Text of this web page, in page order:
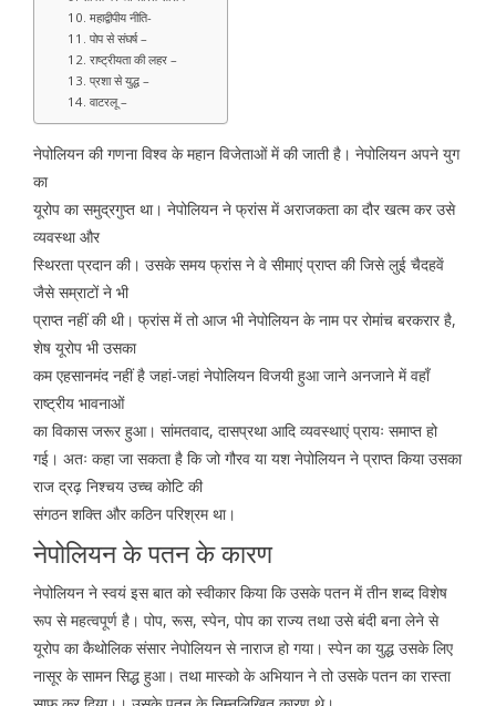
10. महाद्वीपीय नीति-
11. पोप से संघर्ष –
12. राष्ट्रीयता की लहर –
13. प्रशा से युद्ध –
14. वाटरलू –
नेपोलियन की गणना विश्व के महान विजेताओं में की जाती है। नेपोलियन अपने युग
का
यूरोप का समुद्रगुप्त था। नेपोलियन ने फ्रांस में अराजकता का दौर खत्म कर उसे
व्यवस्था और
स्थिरता प्रदान की। उसके समय फ्रांस ने वे सीमाएं प्राप्त की जिसे लुई चैदहवें
जैसे सम्राटों ने भी
प्राप्त नहीं की थी। फ्रांस में तो आज भी नेपोलियन के नाम पर रोमांच बरकरार है,
शेष यूरोप भी उसका
कम एहसानमंद नहीं है जहां-जहां नेपोलियन विजयी हुआ जाने अनजाने में वहाँ
राष्ट्रीय भावनाओं
का विकास जरूर हुआ। सांमतवाद, दासप्रथा आदि व्यवस्थाएं प्रायः समाप्त हो
गई। अतः कहा जा सकता है कि जो गौरव या यश नेपोलियन ने प्राप्त किया उसका
राज द्रढ़ निश्चय उच्च कोटि की
संगठन शक्ति और कठिन परिश्रम था।
नेपोलियन के पतन के कारण
नेपोलियन ने स्वयं इस बात को स्वीकार किया कि उसके पतन में तीन शब्द विशेष
रूप से महत्वपूर्ण है। पोप, रूस, स्पेन, पोप का राज्य तथा उसे बंदी बना लेने से
यूरोप का कैथोलिक संसार नेपोलियन से नाराज हो गया। स्पेन का युद्ध उसके लिए
नासूर के सामन सिद्ध हुआ। तथा मास्को के अभियान ने तो उसके पतन का रास्ता